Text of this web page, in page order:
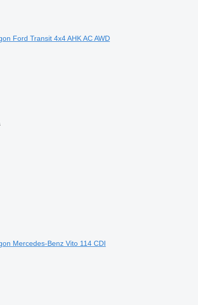
Ford Transit 4x4 AHK AC AWD
Mercedes-Benz Vito 114 CDI